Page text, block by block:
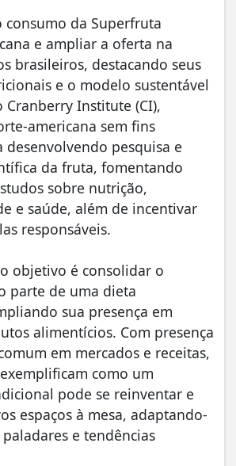
da Superfruta
e ampliar a oferta na
brasileiros, destacando seus
e o modelo sustentável
Cranberry Institute (CI),
americana sem fins
desenvolvendo pesquisa e
da fruta, fomentando
sobre nutrição,
e saúde, além de incentivar
responsáveis.
objetivo é consolidar o
parte de uma dieta
sua presença em
alimentícios. Com presença
em mercados e receitas,
como um
pode se reinventar e
espaços à mesa, adaptando-
e tendências